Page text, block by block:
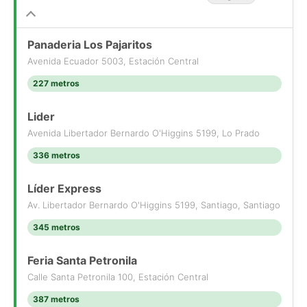
- Año de construcción: 2018
- Equipamiento: gimnasio, lavandería y sala de eventos
- Conserjería y vigilancia 24 hrs.
Distribución
- Cocina americana amoblada y equipada
- 2 Dormitorios
- 1 Baño
Condiciones
Comisión de corretaje: 2,5% + IVA
Se acepta canje por corretaje
Propiedad en buen estado general.
No dejes pasar esta oportunidad única de adquirir este
Panaderia Los Pajaritos
Avenida Ecuador 5003, Estación Central
227 metros
Lider
Avenida Libertador Bernardo O'Higgins 5199, Lo Prado
336 metros
Líder Express
Av. Libertador Bernardo O'Higgins 5199, Santiago, Santiago
345 metros
Feria Santa Petronila
Calle Santa Petronila 100, Estación Central
387 metros